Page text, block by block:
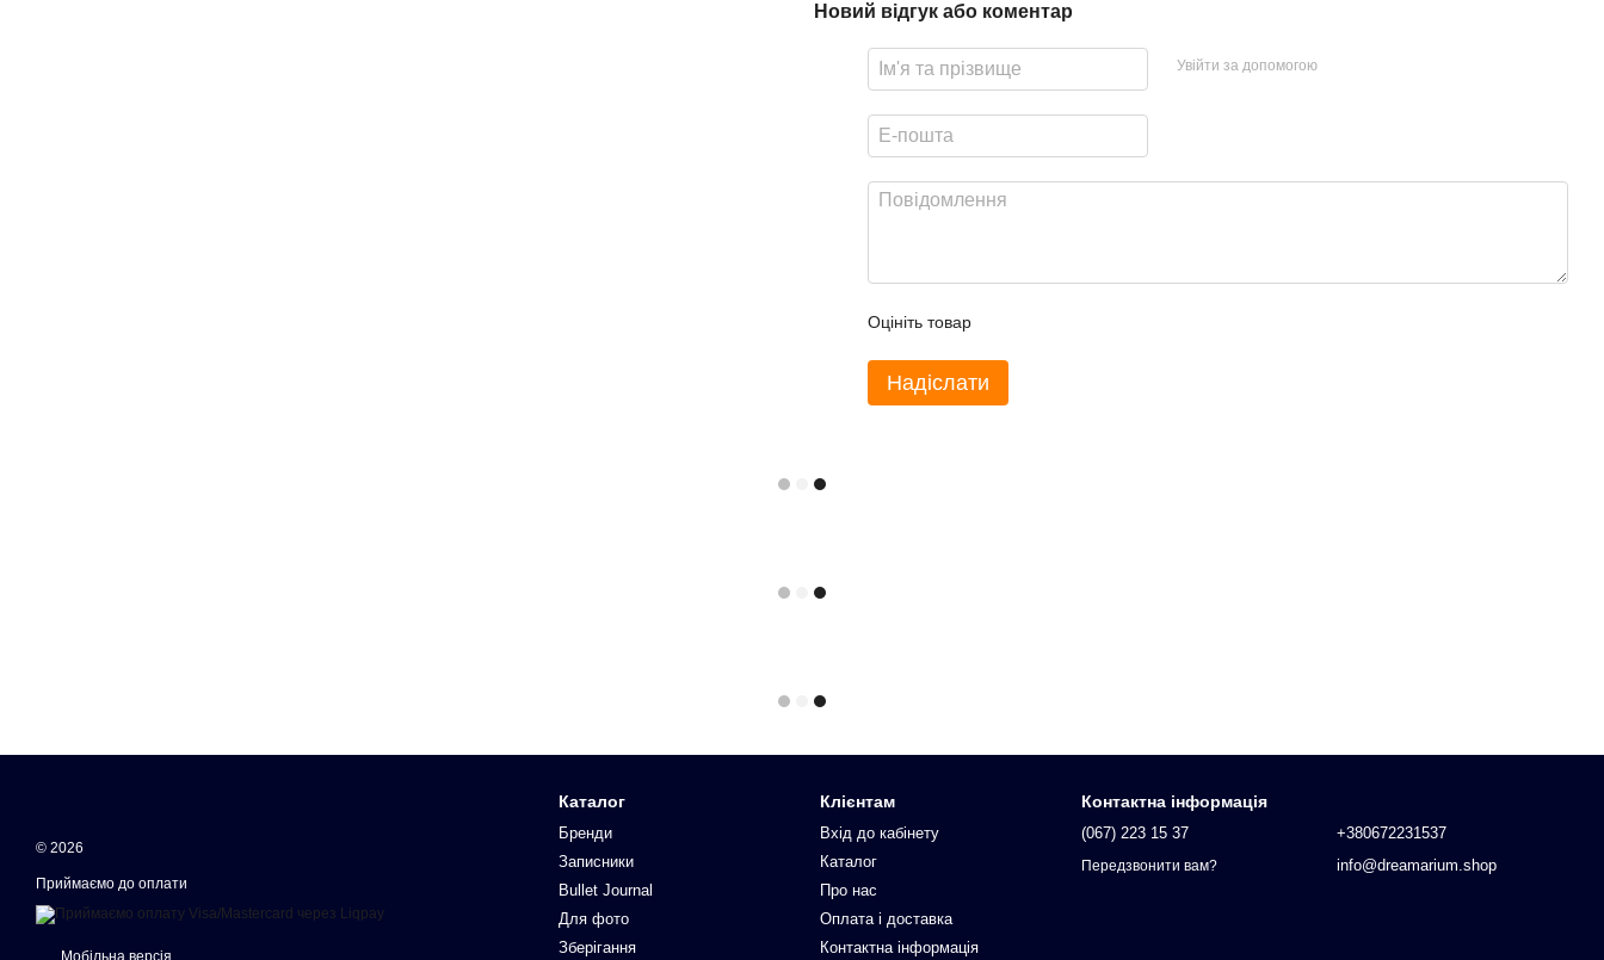
Новий відгук або коментар
Увійти за допомогою
Оцініть товар
Надіслати
© 2026
Приймаємо до оплати
Каталог
Бренди
Записники
Bullet Journal
Для фото
Зберігання
Клієнтам
Вхід до кабінету
Каталог
Про нас
Оплата і доставка
Контактна інформація
Контактна інформація
(067) 223 15 37
Передзвонити вам?
+380672231537
info@dreamarium.shop